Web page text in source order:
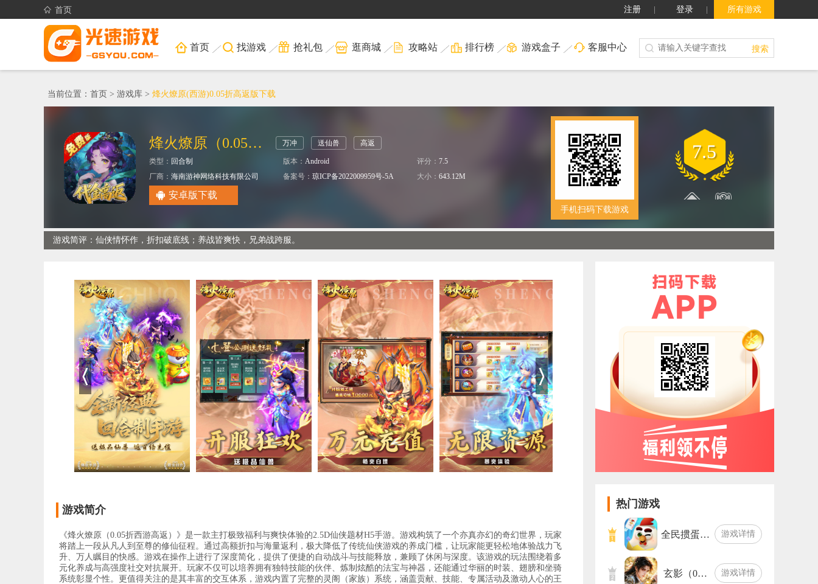
首页 注册 登录 所有游戏
首页 找游戏 抢礼包 逛商城 攻略站 排行榜 游戏盒子 客服中心 搜索
当前位置： 首页 > 游戏库 > 烽火燎原(西游)0.05折高返版下载
烽火燎原（0.05折西游高返） 万冲 送仙兽 高返
类型： 回合制 版本： Android 评分： 7.5
厂商： 海南游神网络科技有限公司 备案号： 琼ICP备2022009959号-5A 大小： 643.12M
安卓版下载
手机扫码下载游戏
7.5
游戏简评：仙侠情怀作，折扣破底线；养战皆爽快，兄弟战跨服。
游戏简介
《烽火燎原（0.05折西游高返）》是一款主打极致福利与爽快体验的2.5D仙侠题材H5手游。游戏构筑了一个亦真亦幻的奇幻世界，玩家
将踏上一段从凡人到至尊的修仙征程。通过高额折扣与海量返利，极大降低了传统仙侠游戏的养成门槛，让玩家能更轻松地体验战力飞
升、万人瞩目的快感。游戏在操作上进行了深度简化，提供了便捷的自动战斗与技能释放，兼顾了休闲与深度。该游戏的玩法围绕着多
元化养成与高强度社交对抗展开。玩家不仅可以培养拥有独特技能的伙伴、炼制炫酷的法宝与神器，还能通过华丽的时装、翅膀和坐骑
系统彰显个性。更值得关注的是其丰富的交互体系，游戏内置了完整的灵阁（家族）系统，涵盖贡献、技能、专属活动及激动人心的王
热门游戏
全民掼蛋… 游戏详情
玄影（0… 游戏详情